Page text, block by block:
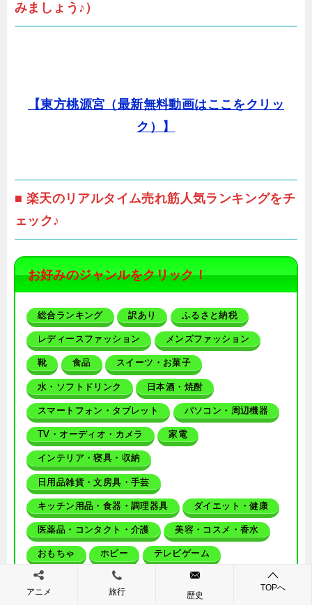
みましょう♪）
【東方桃源宮（最新無料動画はここをクリッ
ク）】
■ 楽天のリアルタイム売れ筋人気ランキングをチ
ェック♪
お好みのジャンルをクリック！
総合ランキング 訳あり ふるさと納税
レディースファッション メンズファッション
靴 食品 スイーツ・お菓子
水・ソフトドリンク 日本酒・焼酎
スマートフォン・タブレット パソコン・周辺機器
TV・オーディオ・カメラ 家電
インテリア・寝具・収納
日用品雑貨・文房具・手芸
キッチン用品・食器・調理器具 ダイエット・健康
医薬品・コンタクト・介護 美容・コスメ・香水
おもちゃ ホビー テレビゲーム
ブルーレイ・CD・DVD 車用品・バイク用品
アニメ 旅行 歴史
TOPへ